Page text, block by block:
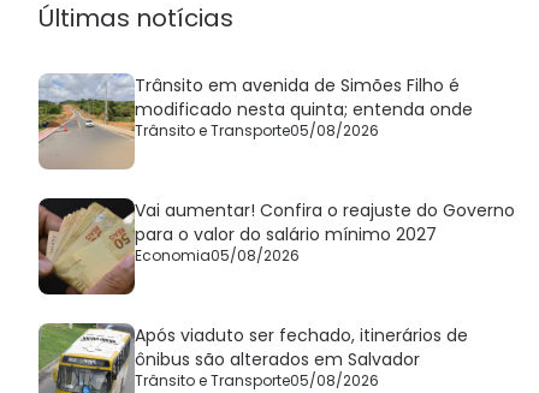
Últimas notícias
Trânsito em avenida de Simões Filho é
modificado nesta quinta; entenda onde
Trânsito e Transporte05/08/2026
Vai aumentar! Confira o reajuste do Governo
para o valor do salário mínimo 2027
Economia05/08/2026
Após viaduto ser fechado, itinerários de
ônibus são alterados em Salvador
Trânsito e Transporte05/08/2026